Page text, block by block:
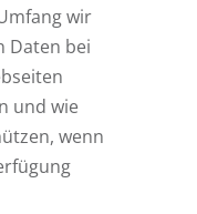
wir
Daten bei
und wie
wenn